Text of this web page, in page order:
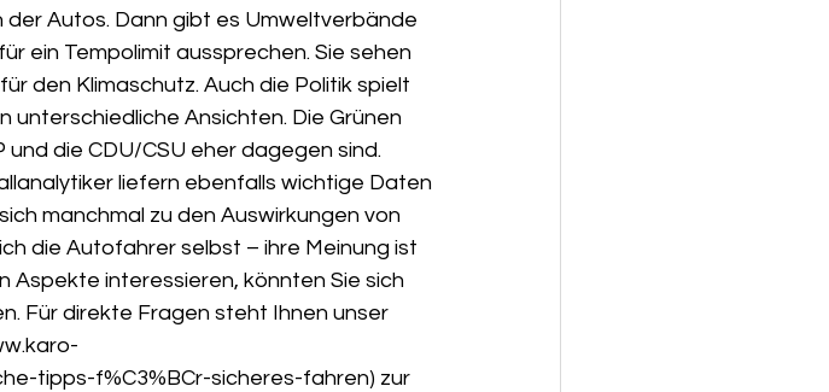
Autos. Dann gibt es Umweltverbände
ein Tempolimit aussprechen. Sie sehen
den Klimaschutz. Auch die Politik spielt
unterschiedliche Ansichten. Die Grünen
die CDU/CSU eher dagegen sind.
liefern ebenfalls wichtige Daten
manchmal zu den Auswirkungen von
die Autofahrer selbst – ihre Meinung ist
Aspekte interessieren, könnten Sie sich
Für direkte Fragen steht Ihnen unser
tipps-f%C3%BCr-sicheres-fahren) zur